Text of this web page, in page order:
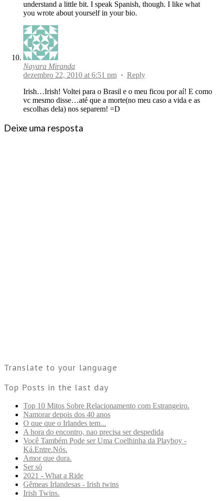
understand a little bit. I speak Spanish, though. I like what
you wrote about yourself in your bio.
Nayara Miranda
dezembro 22, 2010 at 6:51 pm · Reply
Irish…Irish! Voltei para o Brasil e o meu ficou por aí! E como
vc mesmo disse…até que a morte(no meu caso a vida e as
escolhas dela) nos separem! =D
Deixe uma resposta
Translate to your language
Top Posts in the last day
Top 10 Mitos Sobre Relacionamento com Estrangeiro.
Namorar depois dos 40 anos
O que que o Irlandes tem...
A hora do encontro, nao precisa ser despedida
Você Também Pode ser Uma Coelhinha da Playboy -
Ká.Entre.Nós.
Amor que dura.
Ser só
2021 - What a Ride
Gêmeas Irlandesas - Irish twins
Irish Twins.